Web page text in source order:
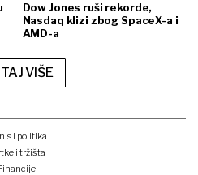
Dow Jones ruši rekorde,
Nasdaq klizi zbog SpaceX-a i
AMD-a
VIŠE
i politika
i tržišta